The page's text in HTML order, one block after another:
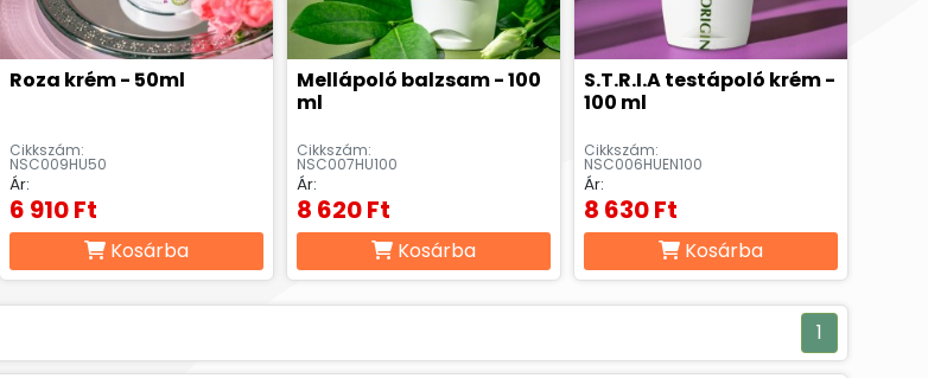
Roza krém - 50ml
Cikkszám:
NSC009HU50
Ár:
6 910 Ft
Kosárba
Mellápoló balzsam - 100
ml
Cikkszám:
NSC007HU100
Ár:
8 620 Ft
Kosárba
S.T.R.I.A testápoló krém -
100 ml
Cikkszám:
NSC006HUEN100
Ár:
8 630 Ft
Kosárba
1